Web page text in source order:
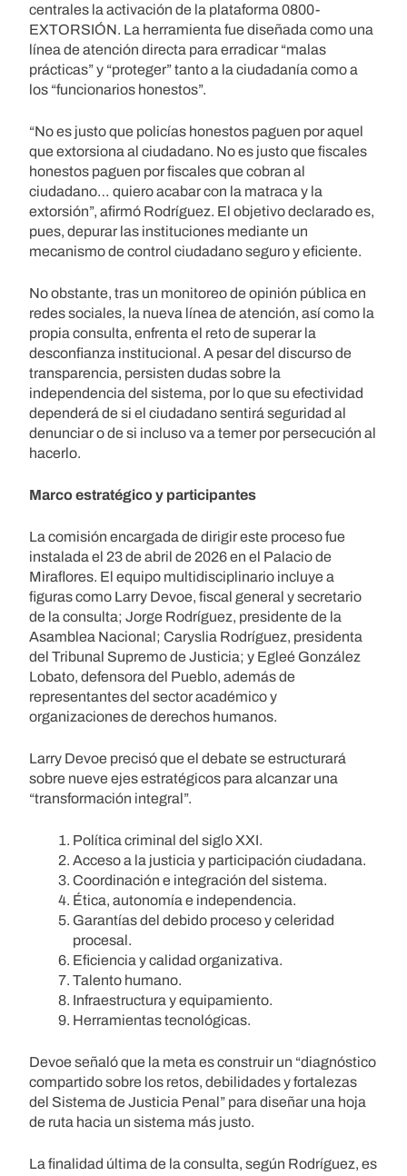
centrales la activación de la plataforma 0800-
EXTORSIÓN. La herramienta fue diseñada como una
línea de atención directa para erradicar “malas
prácticas” y “proteger” tanto a la ciudadanía como a
los “funcionarios honestos”.
“No es justo que policías honestos paguen por aquel
que extorsiona al ciudadano. No es justo que fiscales
honestos paguen por fiscales que cobran al
ciudadano… quiero acabar con la matraca y la
extorsión”, afirmó Rodríguez. El objetivo declarado es,
pues, depurar las instituciones mediante un
mecanismo de control ciudadano seguro y eficiente.
No obstante, tras un monitoreo de opinión pública en
redes sociales, la nueva línea de atención, así como la
propia consulta, enfrenta el reto de superar la
desconfianza institucional. A pesar del discurso de
transparencia, persisten dudas sobre la
independencia del sistema, por lo que su efectividad
dependerá de si el ciudadano sentirá seguridad al
denunciar o de si incluso va a temer por persecución al
hacerlo.
Marco estratégico y participantes
La comisión encargada de dirigir este proceso fue
instalada el 23 de abril de 2026 en el Palacio de
Miraflores. El equipo multidisciplinario incluye a
figuras como Larry Devoe, fiscal general y secretario
de la consulta; Jorge Rodríguez, presidente de la
Asamblea Nacional; Caryslia Rodríguez, presidenta
del Tribunal Supremo de Justicia; y Egleé González
Lobato, defensora del Pueblo, además de
representantes del sector académico y
organizaciones de derechos humanos.
Larry Devoe precisó que el debate se estructurará
sobre nueve ejes estratégicos para alcanzar una
“transformación integral”.
Política criminal del siglo XXI.
Acceso a la justicia y participación ciudadana.
Coordinación e integración del sistema.
Ética, autonomía e independencia.
Garantías del debido proceso y celeridad
procesal.
Eficiencia y calidad organizativa.
Talento humano.
Infraestructura y equipamiento.
Herramientas tecnológicas.
Devoe señaló que la meta es construir un “diagnóstico
compartido sobre los retos, debilidades y fortalezas
del Sistema de Justicia Penal” para diseñar una hoja
de ruta hacia un sistema más justo.
La finalidad última de la consulta, según Rodríguez, es